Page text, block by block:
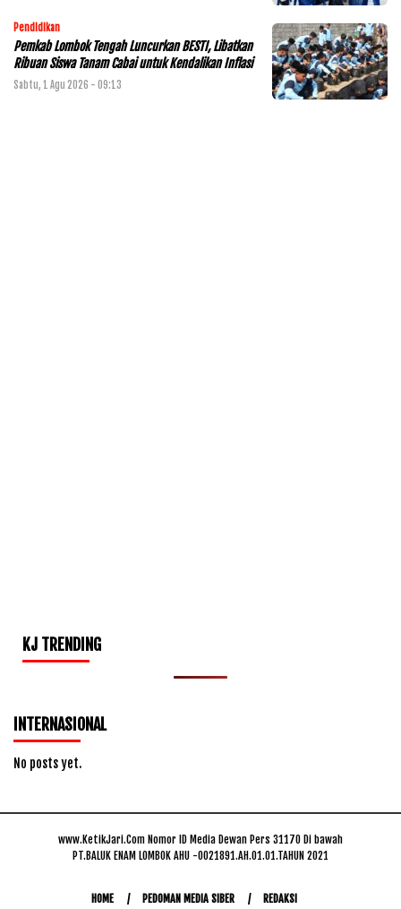
Pendidikan
Pemkab Lombok Tengah Luncurkan BESTI, Libatkan
Ribuan Siswa Tanam Cabai untuk Kendalikan Inflasi
Sabtu, 1 Agu 2026 - 09:13
KJ TRENDING
INTERNASIONAL
No posts yet.
www.KetikJari.Com Nomor ID Media Dewan Pers 31170 Di bawah
PT.BALUK ENAM LOMBOK AHU -0021891.AH.01.01.TAHUN 2021
HOME PEDOMAN MEDIA SIBER REDAKSI